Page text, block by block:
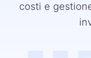
costi e